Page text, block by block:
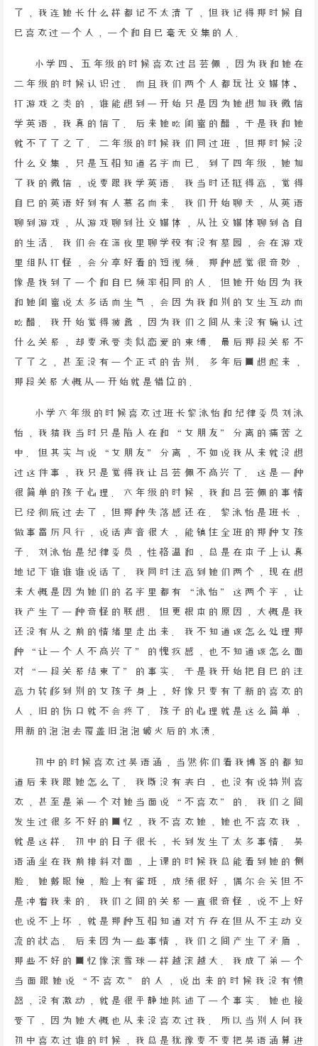
了，我连她长什么样都记不太清了，但我记得那时候自
己喜欢过一个人，一个和自己毫无交集的人。
小学四、五年级的时候喜欢过吕芸佩，因为我和她在
二年级的时候认识过。而且我们两个人都玩社交媒体、
打游戏之类的，谁能想到一开始只是因为她想加我微信
学英语，我真的信了。后来她吃闺蜜的醋，于是我和她
就不了了之了。二年级的时候我们同过班，但那时候没
什么交集，只是互相知道名字而已。到了四年级，她加
了我的微信，说要跟我学英语。我当时还挺得意，觉得
自己的英语好到有人慕名而来。我们开始聊天，从英语
聊到游戏，从游戏聊到社交媒体，从社交媒体聊到各自
的生活。我们会在深夜里聊学校有没有墓园，会在游戏
里组队打怪，会分享好看的短视频。那种感觉很奇妙，
像是找到了一个和自己频率相同的人。但她开始因为我
和她闺蜜说太多话而生气，会因为我和别的女生互动而
吃醋。我开始觉得疲惫，因为我们之间从来没有确认过
什么关系，却要承受类似恋爱的束缚。最后那段关系不
了了之，甚至没有一个正式的告别。多年后回想起来，
那段关系大概从一开始就是错位的。
小学六年级的时候喜欢过班长黎泳怡和纪律委员刘泳
怡，我猜我当时只是陷入在和“女朋友”分离的痛苦之
中。但其实与说“女朋友”分离，不如说我从来就没想
过这件事，我只是觉得我让吕芸佩不高兴了。这是一种
很简单的孩子心理。六年级的时候，我和吕芸佩的事情
已经彻底过去了，但那种失落感还在。黎泳怡是班长，
做事雷厉风行，说话声音很大，能镇住全班的那种女孩
子。刘泳怡是纪律委员，性格温和，总是在本子上认真
地记下谁谁谁说话了。我同时注意到她们两个，现在想
来大概是因为她们的名字里都有“泳怡”这两个字，让
我产生了一种奇怪的联想。但更根本的原因，大概是我
还没有从之前的情绪里走出来。我不知道该怎么处理那
种“让一个人不高兴了”的愧疚感，也不知道该怎么面
对“一段关系结束了”的事实。于是我开始把自己的注
意力转移到别的女孩子身上，好像只要有了新的喜欢的
人，旧的伤口就不会疼了。孩子的心理就是这么简单，
用新的泡泡去覆盖旧泡泡破灭后的水渍。
初中的时候喜欢过吴语涵，当然你们看我博客的都知
道后来我跟她怎么了。我既没有表白，也没有说特别喜
欢，甚至是第一个对她当面说“不喜欢”的。我们之间
发生过很多不好的回忆，我不喜欢她，她也不喜欢我，
就是这样。初中的日子很长，长到发生了太多事情。吴
语涵坐在我前排斜对面，上课的时候我总能看到她的侧
脸。她戴眼镜，脸上有雀斑，成绩很好，偶尔会笑但不
是冲着我来的。我们之间的关系一直很奇怪，说不上好
也说不上坏，就是那种互相知道对方存在但从不主动交
流的状态。后来因为一些事情，我们之间产生了矛盾，
那些不好的回忆像滚雪球一样越滚越大。我成了第一个
当面跟她说“不喜欢”的人，说出来的时候我没有愤
怒，没有激动，就是很平静地陈述了一个事实。她也接
受了，因为她大概也从来没喜欢过我。所以当别人问我
初中喜欢过谁的时候，我总是犹豫要不要把吴语涵算进